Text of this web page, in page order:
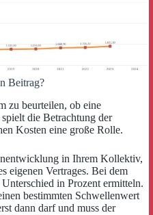
Beitrag?
zu beurteilen, ob eine
die Betrachtung der
Kosten eine große Rolle.
in Ihrem Kollektiv,
eigenen Vertrages. Bei dem
in Prozent ermitteln.
bestimmten Schwellenwert
dann darf und muss der